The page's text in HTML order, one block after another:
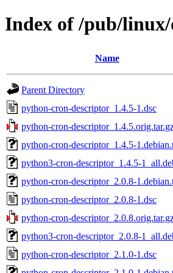
Index of /pub/
Name
Parent Directory
python-cron-descriptor_1.4.5-1.dsc
python-cron-
python-cron-descriptor_1.4.5-
python3-cron-descriptor_1.4.5-
python-cron-descriptor_2.0.8-
python-cron-descriptor_2.0.8-1.dsc
python-cron-
python3-cron-descriptor_2.0.8-
python-cron-descriptor_2.1.0-1.dsc